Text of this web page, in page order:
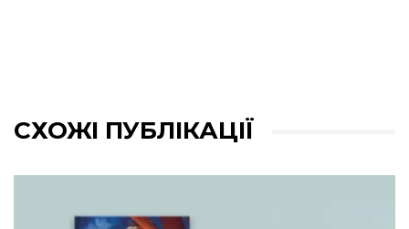
СХОЖІ ПУБЛІКАЦІЇ